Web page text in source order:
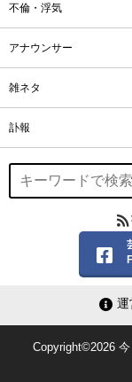
不倫・浮気
アナウンサー
雑ネタ
訃報
運
Copyright©2026